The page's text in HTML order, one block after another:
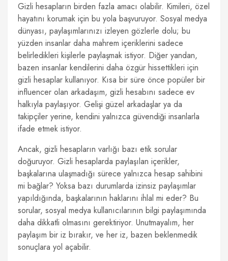
Gizli hesapların birden fazla amacı olabilir. Kimileri, özel
hayatını korumak için bu yola başvuruyor. Sosyal medya
dünyası, paylaşımlarınızı izleyen gözlerle dolu; bu
yüzden insanlar daha mahrem içeriklerini sadece
belirledikleri kişilerle paylaşmak istiyor. Diğer yandan,
bazen insanlar kendilerini daha özgür hissettikleri için
gizli hesaplar kullanıyor. Kısa bir süre önce popüler bir
influencer olan arkadaşım, gizli hesabını sadece ev
halkıyla paylaşıyor. Gelişi güzel arkadaşlar ya da
takipçiler yerine, kendini yalnızca güvendiği insanlarla
ifade etmek istiyor.
Ancak, gizli hesapların varlığı bazı etik sorular
doğuruyor. Gizli hesaplarda paylaşılan içerikler,
başkalarına ulaşmadığı sürece yalnızca hesap sahibini
mi bağlar? Yoksa bazı durumlarda izinsiz paylaşımlar
yapıldığında, başkalarının haklarını ihlal mi eder? Bu
sorular, sosyal medya kullanıcılarının bilgi paylaşımında
daha dikkatli olmasını gerektiriyor. Unutmayalım, her
paylaşım bir iz bırakır, ve her iz, bazen beklenmedik
sonuçlara yol açabilir.